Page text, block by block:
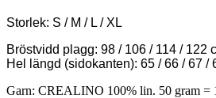
Storlek: S / M / L / XL
Bröstvidd plagg: 98 / 106 / 114 / 122
Hel längd (sidokanten): 65 / 66 / 67 /
Garn: CREALINO 100% lin. 50 gram =